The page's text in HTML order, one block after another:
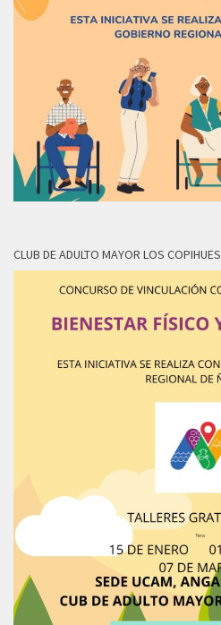
CLUB DE ADULTO MAYOR LOS COPIHUES